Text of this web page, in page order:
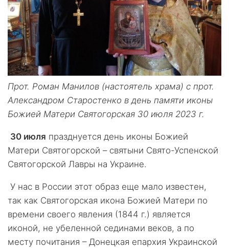
Прот. Роман Манилов (настоятель храма) с прот.
Александром Старостенко в день памяти иконы
Божией Матери Святогорская 30 июля 2023 г.
30 июля празднуется день иконы Божией
Матери Святогорской – святыни Свято-Успенской
Святогорской Лавры на Украине.
У нас в России этот образ еще мало известен,
так как Святогорская икона Божией Матери по
времени своего явления (1844 г.) является
иконой, не убеленной сединами веков, а по
месту почитания – Донецкая епархия Украинской